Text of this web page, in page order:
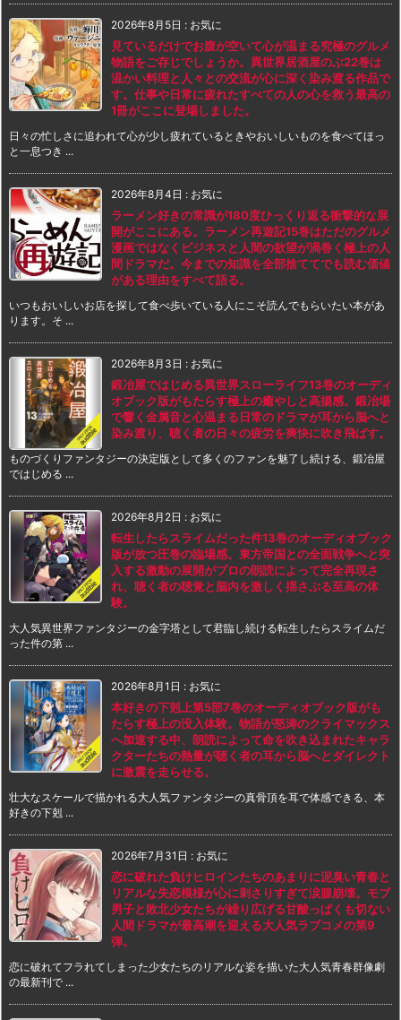
2026年8月5日 : お気に
見ているだけでお腹が空いて心が温まる究極のグルメ
物語をご存じでしょうか。異世界居酒屋のぶ22巻は
温かい料理と人々との交流が心に深く染み渡る作品で
す。仕事や日常に疲れたすべての人の心を救う最高の
1冊がここに登場しました。
日々の忙しさに追われて心が少し疲れているときやおいしいものを食べてほっ
と一息つき ...
2026年8月4日 : お気に
ラーメン好きの常識が180度ひっくり返る衝撃的な展
開がここにある。ラーメン再遊記15巻はただのグルメ
漫画ではなくビジネスと人間の欲望が渦巻く極上の人
間ドラマだ。今までの知識を全部捨ててでも読む価値
がある理由をすべて語る。
いつもおいしいお店を探して食べ歩いている人にこそ読んでもらいたい本があ
ります。そ ...
2026年8月3日 : お気に
鍛冶屋ではじめる異世界スローライフ13巻のオーディ
オブック版がもたらす極上の癒やしと高揚感。鍛冶場
で響く金属音と心温まる日常のドラマが耳から脳へと
染み渡り、聴く者の日々の疲労を爽快に吹き飛ばす。
ものづくりファンタジーの決定版として多くのファンを魅了し続ける、鍛冶屋
ではじめる ...
2026年8月2日 : お気に
転生したらスライムだった件13巻のオーディオブック
版が放つ圧巻の臨場感。東方帝国との全面戦争へと突
入する激動の展開がプロの朗読によって完全再現さ
れ、聴く者の聴覚と脳内を激しく揺さぶる至高の体
験。
大人気異世界ファンタジーの金字塔として君臨し続ける転生したらスライムだ
った件の第 ...
2026年8月1日 : お気に
本好きの下剋上第5部7巻のオーディオブック版がも
たらす極上の没入体験。物語が怒涛のクライマックス
へ加速する中、朗読によって命を吹き込まれたキャラ
クターたちの熱量が聴く者の耳から脳へとダイレクト
に激震を走らせる。
壮大なスケールで描かれる大人気ファンタジーの真骨頂を耳で体感できる、本
好きの下剋 ...
2026年7月31日 : お気に
恋に破れた負けヒロインたちのあまりに泥臭い青春と
リアルな失恋模様が心に刺さりすぎて涙腺崩壊。モブ
男子と敗北少女たちが繰り広げる甘酸っぱくも切ない
人間ドラマが最高潮を迎える大人気ラブコメの第9
弾。
恋に破れてフラれてしまった少女たちのリアルな姿を描いた大人気青春群像劇
の最新刊で ...